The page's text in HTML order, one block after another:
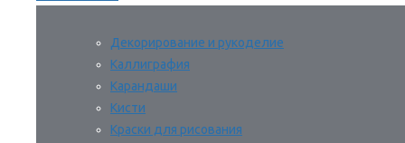
Декорирование и рукоделие
Каллиграфия
Карандаши
Кисти
Краски для рисования